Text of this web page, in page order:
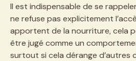
Il est indispensable de se
ne refuse pas explicitement
apportent de la nourriture, cela
être jugé comme un
surtout si cela dérange d’autres